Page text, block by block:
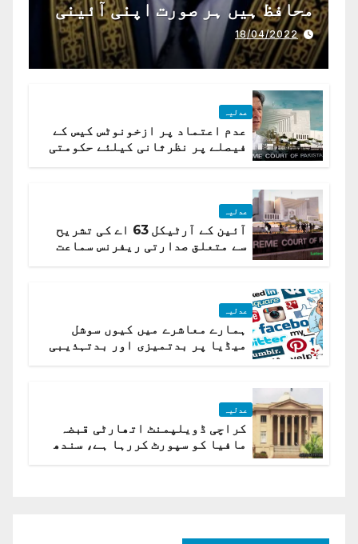
محافظ ہیں ہر صورت اپنی آئینی
ذمہ داری ادا کرینگے ، چیف
جسٹس پاکستان
18/04/2022
عدلیہ
عدم اعتماد پر ازخونوٹس کیس کے
فیصلے پر نظرثانی کیلئے حکومتی
عدلیہ
آئین کے آرٹیکل 63 اے کی تشریح
سے متعلق صدارتی ریفرنس سماعت
عدلیہ
ہمارے معاشرے میں کیوں سوشل
میڈیا پر بدتمیزی اور بدتہذیبی
عدلیہ
کراچی ڈویلپمنٹ اتھارٹی قبضہ
مافیا کو سپورٹ کررہا ہے، سندھ